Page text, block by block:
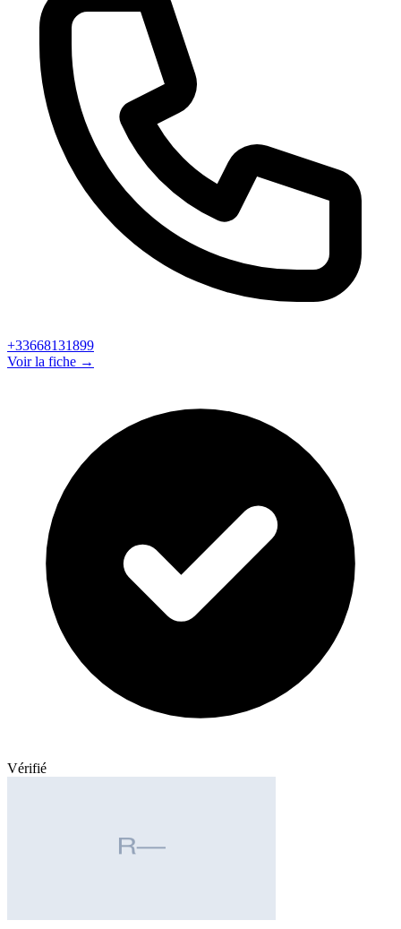
+33668131899
Voir la fiche →
Vérifié